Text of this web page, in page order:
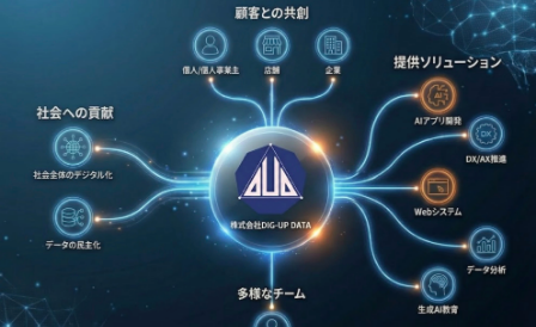
滋賀エリア
大阪市エリア
堺・泉州エリア
河内エリア
兵庫エリア
奈良エリア
和歌山エリア
鳥取エリア
島根エリア
岡山エリア
広島エリア
徳島エリア
香川エリア
愛媛エリア